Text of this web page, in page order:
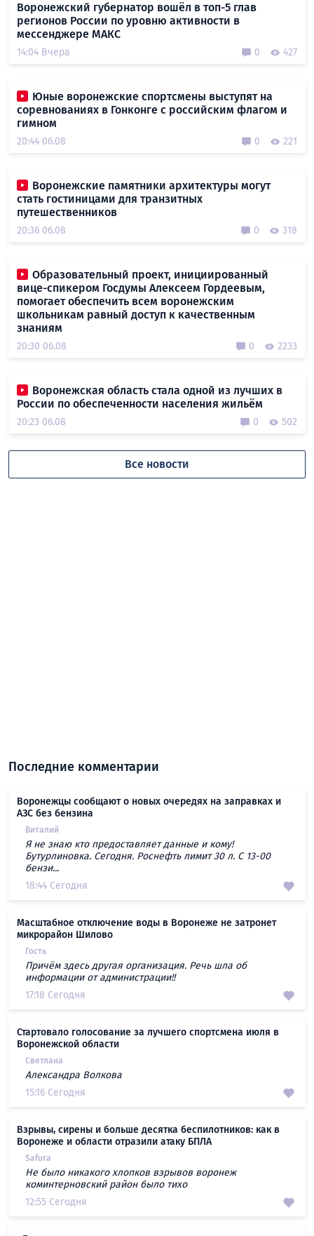
Воронежский губернатор вошёл в топ-5 глав
регионов России по уровню активности в
мессенджере МАКС
14:04 Вчера 0 427
Юные воронежские спортсмены выступят на
соревнованиях в Гонконге с российским флагом и
гимном
20:44 06.08 0 221
Воронежские памятники архитектуры могут
стать гостиницами для транзитных
путешественников
20:36 06.08 0 318
Образовательный проект, инициированный
вице-спикером Госдумы Алексеем Гордеевым,
помогает обеспечить всем воронежским
школьникам равный доступ к качественным
знаниям
20:30 06.08 0 2233
Воронежская область стала одной из лучших в
России по обеспеченности населения жильём
20:23 06.08 0 502
Все новости
Последние комментарии
Воронежцы сообщают о новых очередях на заправках и
АЗС без бензина
Виталий
Я не знаю кто предоставляет данные и кому!
Бутурлиновка. Сегодня. Роснефть лимит 30 л. С 13-00
бензи...
18:44 Сегодня
Масштабное отключение воды в Воронеже не затронет
микрорайон Шилово
Гость
Причём здесь другая организация. Речь шла об
информации от администрации!!
17:18 Сегодня
Стартовало голосование за лучшего спортсмена июля в
Воронежской области
Светлана
Александра Волкова
15:16 Сегодня
Взрывы, сирены и больше десятка беспилотников: как в
Воронеже и области отразили атаку БПЛА
Safura
Не было никакого хлопков взрывов воронеж
коминтерновский район было тихо
12:55 Сегодня